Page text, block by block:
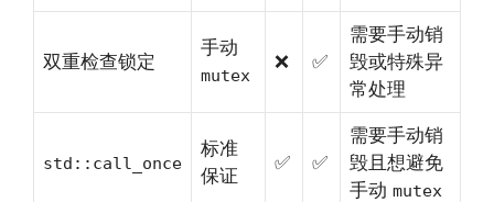
双重检查锁定
手动
mutex
❌ ✅
需要手动销
毁或特殊异
常处理
std::call_once
标准
保证
✅ ✅
需要手动销
毁且想避免
手动 mutex